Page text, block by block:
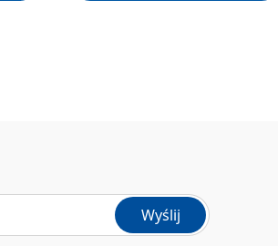
Wyślij